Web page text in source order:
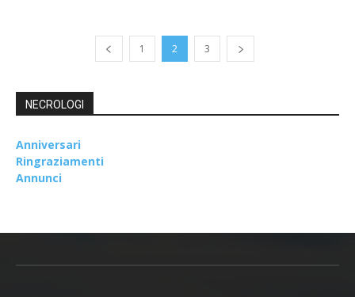
1 2 3
NECROLOGI
Anniversari
Ringraziamenti
Annunci